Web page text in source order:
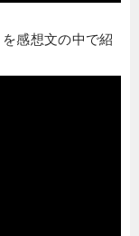
感想文の中で紹